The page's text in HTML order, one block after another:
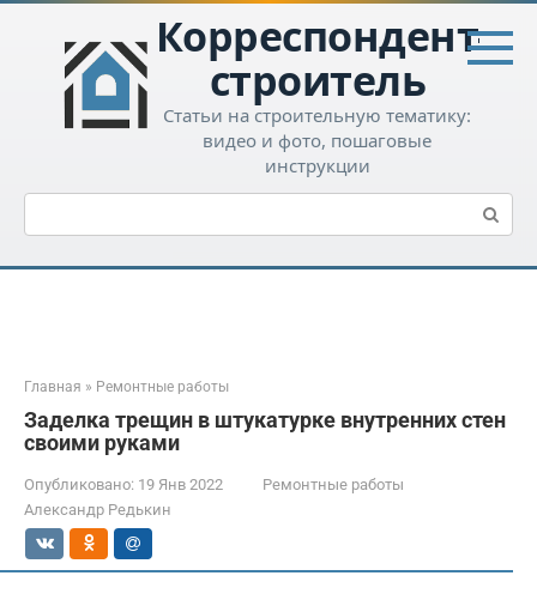
Перейти
контенту
Корреспондент-
строитель
Статьи на строительную тематику:
видео и фото, пошаговые
инструкции
Поиск:
Главная » Ремонтные работы
Заделка трещин в штукатурке внутренних стен
своими руками
Опубликовано: 19 Янв 2022
Ремонтные работы
Александр Редькин